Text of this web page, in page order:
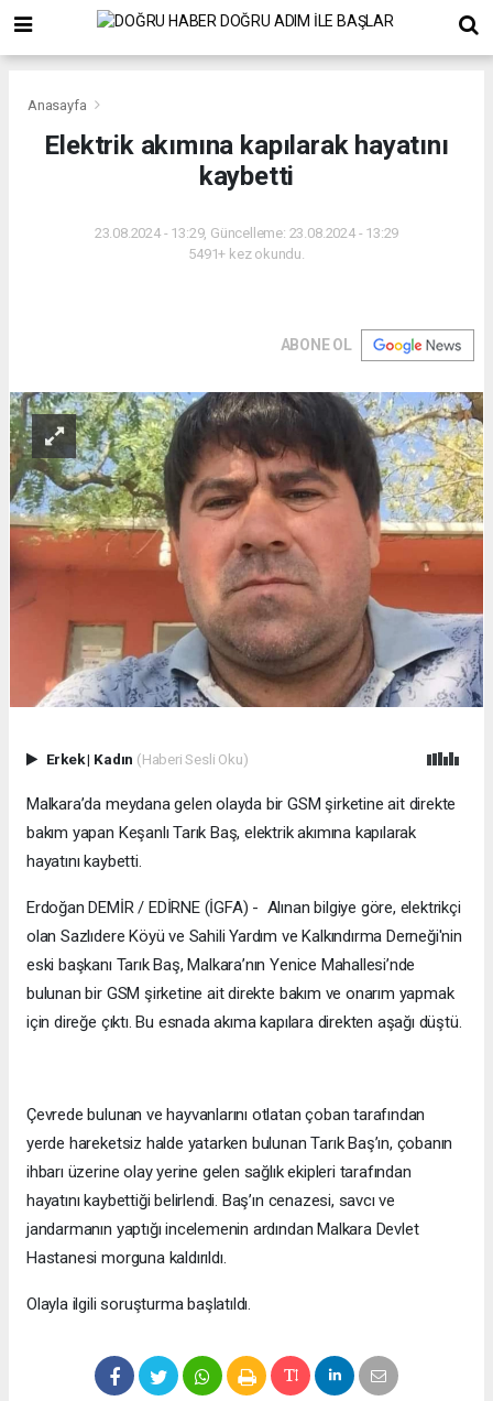
Anasayfa
Elektrik akımına kapılarak hayatını
kaybetti
23.08.2024 - 13:29, Güncelleme: 23.08.2024 - 13:29
5491+ kez okundu.
ABONE OL
Erkek| Kadın (Haberi Sesli Oku)
Malkara’da meydana gelen olayda bir GSM şirketine ait direkte
bakım yapan Keşanlı Tarık Baş, elektrik akımına kapılarak
hayatını kaybetti.
Erdoğan DEMİR / EDİRNE (İGFA) - Alınan bilgiye göre, elektrikçi
olan Sazlıdere Köyü ve Sahili Yardım ve Kalkındırma Derneği'nin
eski başkanı Tarık Baş, Malkara’nın Yenice Mahallesi’nde
bulunan bir GSM şirketine ait direkte bakım ve onarım yapmak
için direğe çıktı. Bu esnada akıma kapılara direkten aşağı düştü.
Çevrede bulunan ve hayvanlarını otlatan çoban tarafından
yerde hareketsiz halde yatarken bulunan Tarık Baş’ın, çobanın
ihbarı üzerine olay yerine gelen sağlık ekipleri tarafından
hayatını kaybettiği belirlendi. Baş’ın cenazesi, savcı ve
jandarmanın yaptığı incelemenin ardından Malkara Devlet
Hastanesi morguna kaldırıldı.
Olayla ilgili soruşturma başlatıldı.